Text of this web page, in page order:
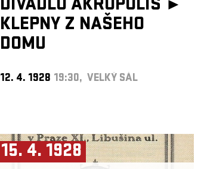
DIVADLO AKROPOLIS ►
KLEPNY Z NAŠEHO
DOMU
12. 4. 1928 19:30, VELKÝ SÁL
15. 4. 1928